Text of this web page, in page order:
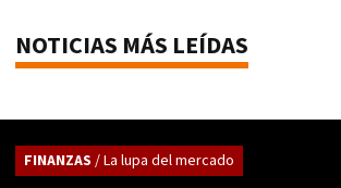
NOTICIAS MÁS LEÍDAS
FINANZAS / La lupa del mercado